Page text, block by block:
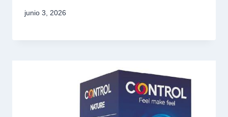
junio 3, 2026